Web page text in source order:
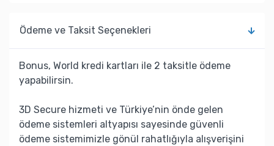
Ödeme ve Taksit Seçenekleri
Bonus, World kredi kartları ile 2 taksitle ödeme
yapabilirsin.
3D Secure hizmeti ve Türkiye’nin önde gelen
ödeme sistemleri altyapısı sayesinde güvenli
ödeme sistemimizle gönül rahatlığıyla alışverişini